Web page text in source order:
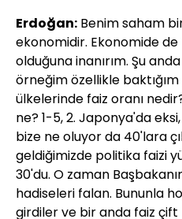
Erdoğan: Benim saham
ekonomidir. Ekonomide
olduğuna inanırım. Şu
örneğim özellikle
ülkelerinde faiz oranı
ne? 1-5, 2. Japonya'da
bize ne oluyor da 40'lara
geldiğimizde politika faizi
30'du. O zaman
hadiseleri falan. Bununla
girdiler ve bir anda faiz çift